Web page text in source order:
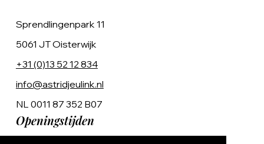
Sprendlingenpark 11
5061 JT Oisterwijk
+31 (0)13 52 12 834
info@astridjeulink.nl
NL 0011 87 352 B07
Openingstijden